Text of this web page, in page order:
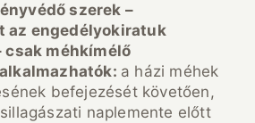
szerek –
az engedélyokiratuk
csak méhkímélő
a házi méhek
befejezését követően,
naplemente előtt